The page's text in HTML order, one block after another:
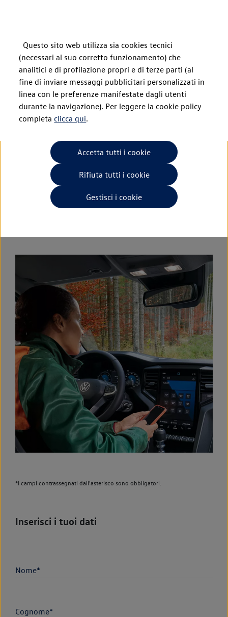
Newsletter Volkswagen
Veicoli Commerciali
Solo il meglio per il
tuo business
Iscriviti alla newsletter Volkswagen Veicoli Commerciali
per restare sempre aggiornato sulle novità, sui nuovi
*I campi contrassegnati dall'asterisco sono obbligatori.
Inserisci i tuoi dati
Nome*
Cognome*
Questo sito web utilizza sia cookies tecnici
(necessari al suo corretto funzionamento) che
analitici e di profilazione propri e di terze parti (al
fine di inviare messaggi pubblicitari personalizzati in
linea con le preferenze manifestate dagli utenti
durante la navigazione). Per leggere la cookie policy
completa clicca qui.
Accetta tutti i cookie
Rifiuta tutti i cookie
Gestisci i cookie